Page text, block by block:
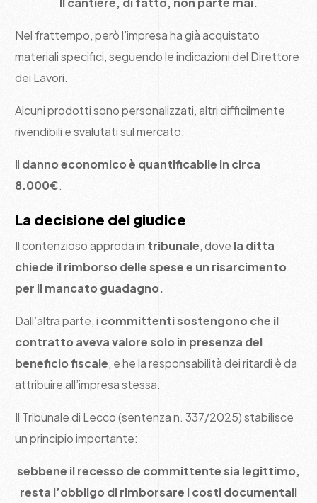
Nel frattempo, però l’impresa ha già acquistato
materiali specifici, seguendo le indicazioni del Direttore
dei Lavori.
Alcuni prodotti sono personalizzati, altri difficilmente
rivendibili e svalutati sul mercato.
Il danno economico è quantificabile in circa
8.000€.
La decisione del giudice
Il contenzioso approda in tribunale, dove la ditta
chiede il rimborso delle spese e un risarcimento
per il mancato guadagno.
Dall’altra parte, i committenti sostengono che il
contratto aveva valore solo in presenza del
beneficio fiscale, e he la responsabilità dei ritardi è da
attribuire all’impresa stessa.
Il Tribunale di Lecco (sentenza n. 337/2025) stabilisce
un principio importante:
sebbene il recesso de committente sia legittimo,
resta l’obbligo di rimborsare i costi documentali